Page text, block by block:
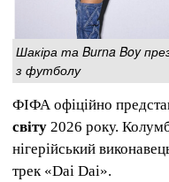
Шакіра та Burna Boy
з футболу
ФІФА офіційно
світу 2026 року.
нігерійський
трек «Dai Dai».